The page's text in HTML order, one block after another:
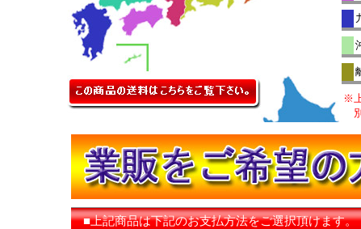
※
■上記商品は下記のお支払方法をご選択頂けます。